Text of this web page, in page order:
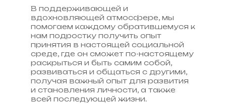
В поддерживающей и
вдохновляющей атмосфере, мы
помогаем каждому обратившемуся к
нам подростку получить опыт
принятия в настоящей социальной
среде, где он сможет по-настоящему
раскрыться и быть самим собой,
развиваться и общаться с другими,
получая важный опыт для развития
и становления личности, а также
всей последующей жизни.